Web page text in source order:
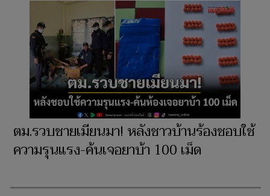
ตม.รวบชายเมียนมา! หลังชาวบ้านร้องชอบใช้
ความรุนแรง-ค้นเจอยาบ้า 100 เม็ด